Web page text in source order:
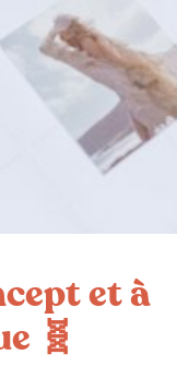
et à
🧬